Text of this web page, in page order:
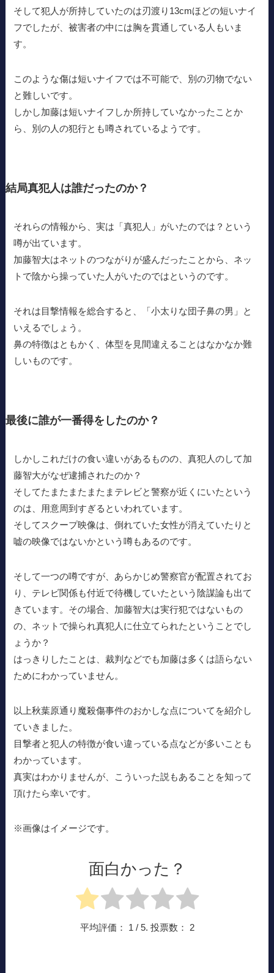
そして犯人が所持していたのは刃渡り13cmほどの短いナイ
フでしたが、被害者の中には胸を貫通している人もいま
す。
このような傷は短いナイフでは不可能で、別の刃物でない
と難しいです。
しかし加藤は短いナイフしか所持していなかったことか
ら、別の人の犯行とも噂されているようです。
結局真犯人は誰だったのか？
それらの情報から、実は「真犯人」がいたのでは？という
噂が出ています。
加藤智大はネットのつながりが盛んだったことから、ネッ
トで陰から操っていた人がいたのではというのです。
それは目撃情報を総合すると、「小太りな団子鼻の男」と
いえるでしょう。
鼻の特徴はともかく、体型を見間違えることはなかなか難
しいものです。
最後に誰が一番得をしたのか？
しかしこれだけの食い違いがあるものの、真犯人のして加
藤智大がなぜ逮捕されたのか？
そしてたまたまたまたまテレビと警察が近くにいたという
のは、用意周到すぎるといわれています。
そしてスクープ映像は、倒れていた女性が消えていたりと
嘘の映像ではないかという噂もあるのです。
そして一つの噂ですが、あらかじめ警察官が配置されてお
り、テレビ関係も付近で待機していたという陰謀論も出て
きています。その場合、加藤智大は実行犯ではないもの
の、ネットで操られ真犯人に仕立てられたということでし
ょうか？
はっきりしたことは、裁判などでも加藤は多くは語らない
ためにわかっていません。
以上秋葉原通り魔殺傷事件のおかしな点についてを紹介し
ていきました。
目撃者と犯人の特徴が食い違っている点などが多いことも
わかっています。
真実はわかりませんが、こういった説もあることを知って
頂けたら幸いです。
※画像はイメージです。
面白かった？
平均評価： 1 / 5. 投票数： 2